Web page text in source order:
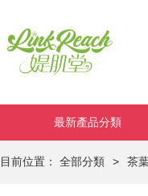
最新產品分類
目前位置： 全部分類 > 茶